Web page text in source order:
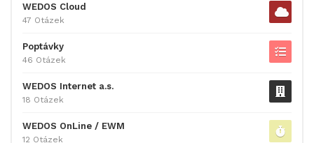
WEDOS Cloud
47 Otázek
Poptávky
46 Otázek
WEDOS Internet a.s.
18 Otázek
WEDOS OnLine / EWM
12 Otázek